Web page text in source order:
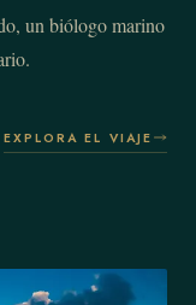
un biólogo marino
EXPLORA EL VIAJE